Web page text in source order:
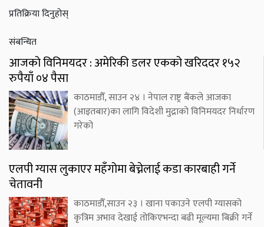
प्रतिक्रिया दिनुहोस्
संबन्धित
आजको विनिमयदर : अमेरिकी डलर एकको खरिददर १५२
रुपैयाँ ०४ पैसा
काठमाडौँ, साउन २४ । नेपाल राष्ट्र बैंकले आजका
(आइतबार)का लागि विदेशी मुद्राको विनिमयदर निर्धारण
गरेको
एलपी ग्यास लुकाएर महँगोमा बेच्नेलाई कडा कारबाही गर्ने
चेतावनी
काठमाडौँ,साउन २३ । खाना पकाउने एलपी ग्यासको
कृत्रिम अभाव देखाई तोकिएभन्दा बढी मूल्यमा बिक्री गर्ने